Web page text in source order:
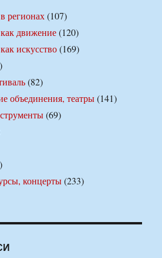
регионах(107)
движение(120)
искусство(169)
(82)
объединения, театры(141)
(69)
концерты(233)